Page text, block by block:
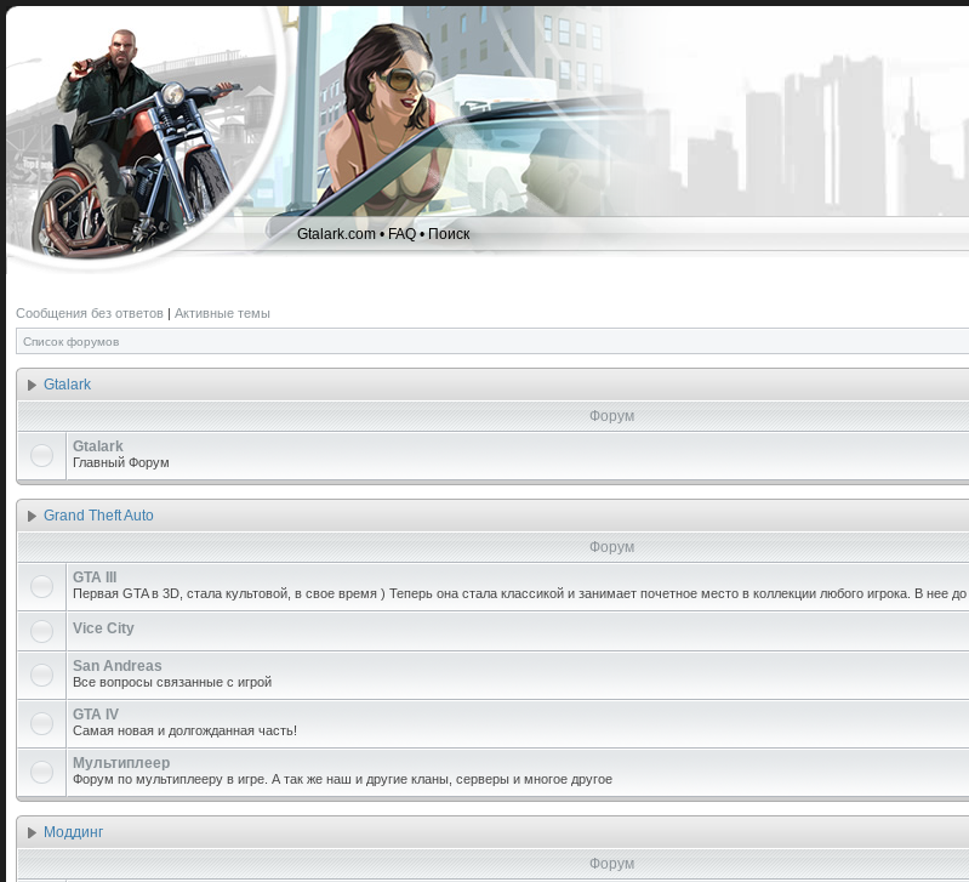
Gtalark.com •FAQ•Поиск
Сообщения без ответов | Активные темы
Список форумов
Gtalark
Форум
Gtalark
Главный Форум
Grand Theft Auto
Форум
GTA III
Первая GTA в 3D, стала культовой, в свое время ) Теперь она стала классикой и занимает почетное место в коллекции любого игрока. В нее
Vice City
San Andreas
Все вопросы связанные с игрой
GTA IV
Самая новая и долгожданная часть!
Мультиплеер
Форум по мультиплееру в игре. А так же наш и другие кланы, серверы и многое другое
Моддинг
Форум